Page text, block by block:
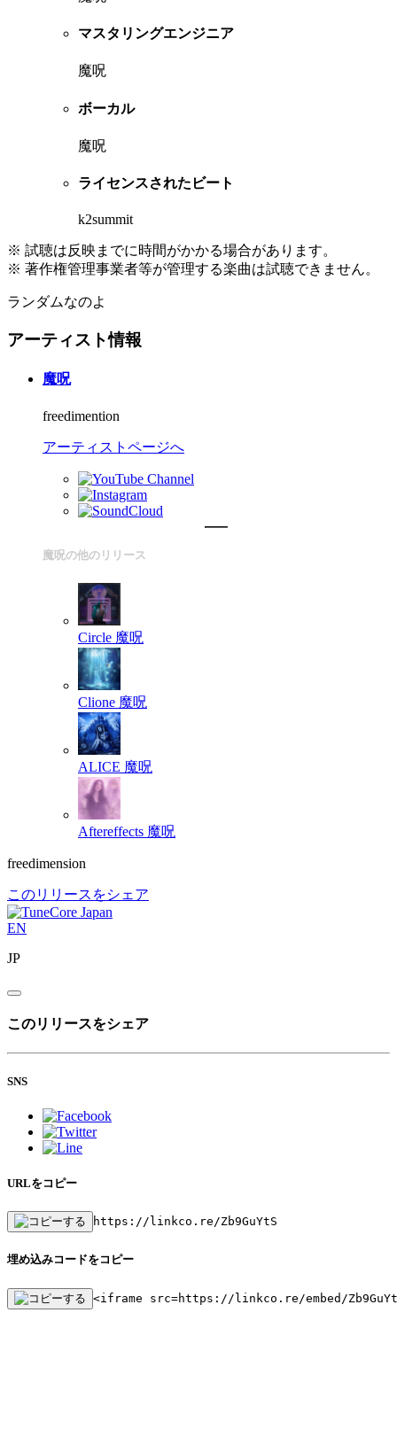
マスタリングエンジニア
魔呪
ボーカル
魔呪
ライセンスされたビート
k2summit
※ 試聴は反映までに時間がかかる場合があります。
※ 著作権管理事業者等が管理する楽曲は試聴できません。
ランダムなのよ
アーティスト情報
魔呪
freedimention
アーティストページへ
魔呪の他のリリース
Circle 魔呪
Clione 魔呪
ALICE 魔呪
Aftereffects 魔呪
freedimension
このリリースをシェア
EN
JP
このリリースをシェア
SNS
URLをコピー
https://linkco.re/Zb9GuYtS
埋め込みコードをコピー
<iframe src=https://linkco.re/embed/